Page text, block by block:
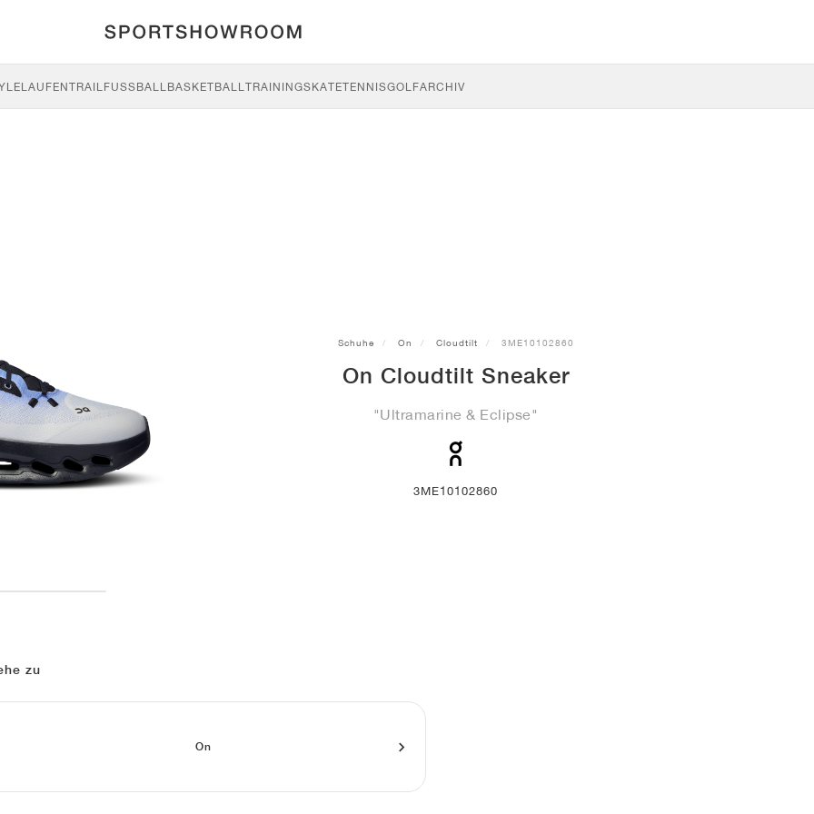
LAUFENTRAILFUSSBALL BASKETBALLTRAININGSKATETENNISGOLFARCHIV
Schuhe On Cloudtilt 3ME10102860
On Cloudtilt Sneaker
"Ultramarine & Eclipse"
3ME10102860
zu
On